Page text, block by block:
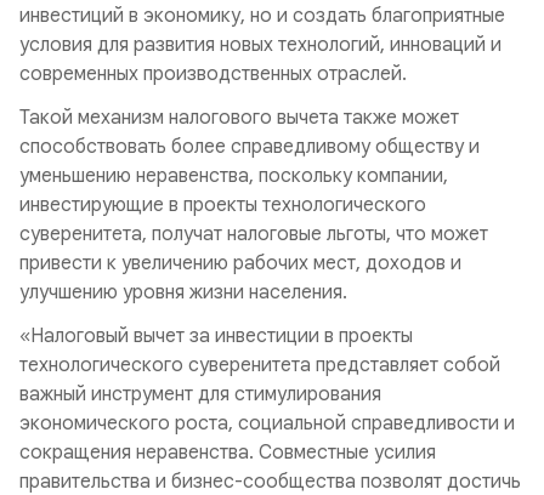
инвестиций в экономику, но и создать благоприятные
условия для развития новых технологий, инноваций и
современных производственных отраслей.
Такой механизм налогового вычета также может
способствовать более справедливому обществу и
уменьшению неравенства, поскольку компании,
инвестирующие в проекты технологического
суверенитета, получат налоговые льготы, что может
привести к увеличению рабочих мест, доходов и
улучшению уровня жизни населения.
«Налоговый вычет за инвестиции в проекты
технологического суверенитета представляет собой
важный инструмент для стимулирования
экономического роста, социальной справедливости и
сокращения неравенства. Совместные усилия
правительства и бизнес-сообщества позволят достичь